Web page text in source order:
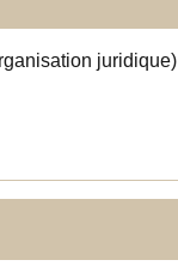
juridique)